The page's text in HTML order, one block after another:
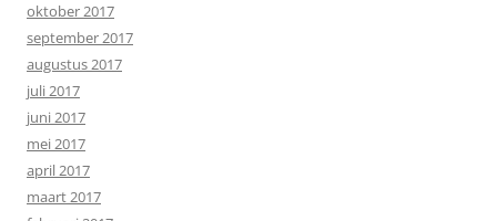
oktober 2017
september 2017
augustus 2017
juli 2017
juni 2017
mei 2017
april 2017
maart 2017